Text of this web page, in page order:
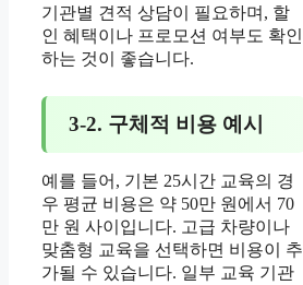
기관별 견적 상담이 필요하며, 할
인 혜택이나 프로모션 여부도 확인
하는 것이 좋습니다.
3-2. 구체적 비용 예시
예를 들어, 기본 25시간 교육의 경
우 평균 비용은 약 50만 원에서 70
만 원 사이입니다. 고급 차량이나
맞춤형 교육을 선택하면 비용이 추
가될 수 있습니다. 일부 교육 기관